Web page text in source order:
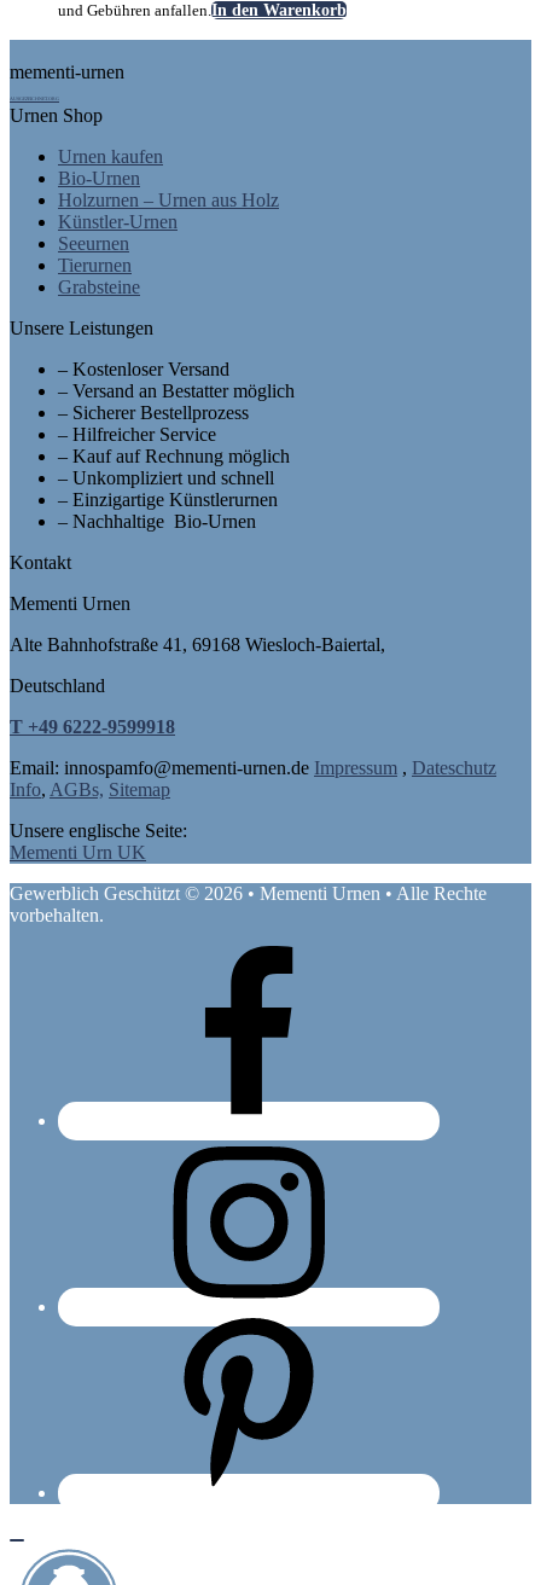
und Gebühren anfallen.In den Warenkorb
mementi-urnen
AUSGEZEICHNET.ORG
Urnen Shop
Urnen kaufen
Bio-Urnen
Holzurnen – Urnen aus Holz
Künstler-Urnen
Seeurnen
Tierurnen
Grabsteine
Unsere Leistungen
– Kostenloser Versand
– Versand an Bestatter möglich
– Sicherer Bestellprozess
– Hilfreicher Service
– Kauf auf Rechnung möglich
– Unkompliziert und schnell
– Einzigartige Künstlerurnen
– Nachhaltige Bio-Urnen
Kontakt
Mementi Urnen
Alte Bahnhofstraße 41, 69168 Wiesloch-Baiertal,
Deutschland
T +49 6222-9599918
Email: innospamfo@mementi-urnen.de Impressum , Dateschutz
Info, AGBs, Sitemap
Unsere englische Seite:
Mementi Urn UK
Gewerblich Geschützt © 2026 • Mementi Urnen • Alle Rechte
vorbehalten.